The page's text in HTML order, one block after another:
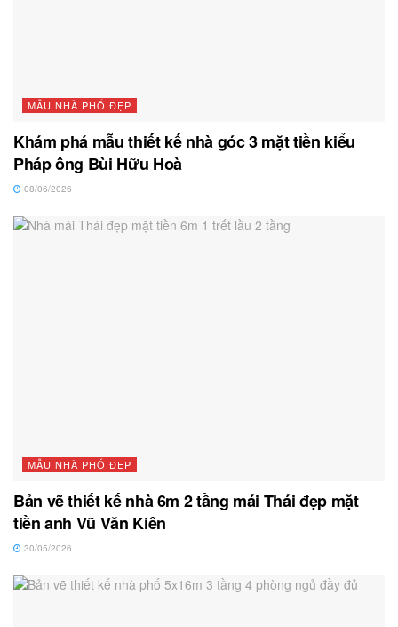
MẪU NHÀ PHỐ ĐẸP
Khám phá mẫu thiết kế nhà góc 3 mặt tiền kiểu
Pháp ông Bùi Hữu Hoà
08/06/2026
MẪU NHÀ PHỐ ĐẸP
Bản vẽ thiết kế nhà 6m 2 tầng mái Thái đẹp mặt
tiền anh Vũ Văn Kiên
30/05/2026